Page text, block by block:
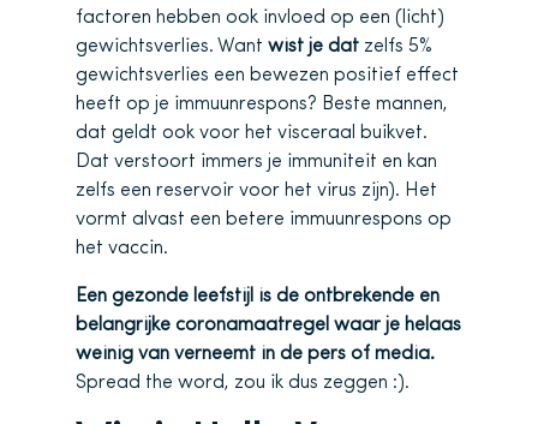
factoren hebben ook invloed op een (licht)
gewichtsverlies. Want wist je dat zelfs 5%
gewichtsverlies een bewezen positief effect
heeft op je immuunrespons? Beste mannen,
dat geldt ook voor het visceraal buikvet.
Dat verstoort immers je immuniteit en kan
zelfs een reservoir voor het virus zijn). Het
vormt alvast een betere immuunrespons op
het vaccin.
Een gezonde leefstijl is de ontbrekende en
belangrijke coronamaatregel waar je helaas
weinig van verneemt in de pers of media.
Spread the word, zou ik dus zeggen :).